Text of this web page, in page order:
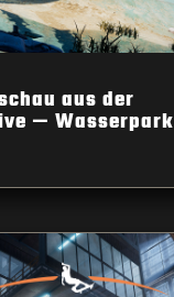
aus der
— Wasserpark